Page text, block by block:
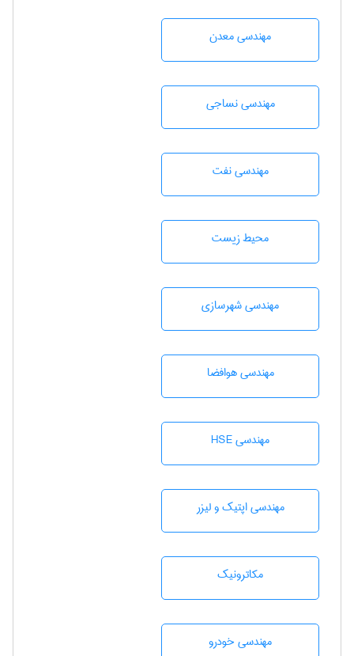
مهندسی معدن
مهندسي نساجی
مهندسی نفت
محيط زيست
مهندسی شهرسازی
مهندسی هوافضا
مهندسی HSE
مهندسی اپتیک و لیزر
مکاترونیک
مهندسی خودرو